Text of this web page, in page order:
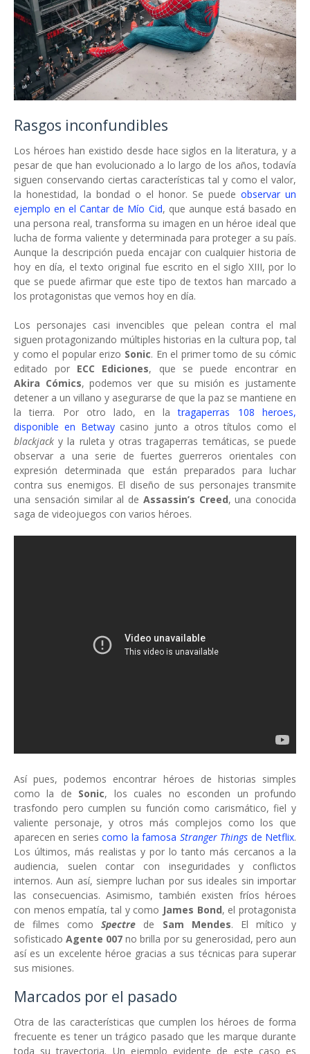
Rasgos inconfundibles
Los héroes han existido desde hace siglos en la literatura, y a
pesar de que han evolucionado a lo largo de los años, todavía
siguen conservando ciertas características tal y como el valor,
la honestidad, la bondad o el honor. Se puede observar un
ejemplo en el Cantar de Mío Cid, que aunque está basado en
una persona real, transforma su imagen en un héroe ideal que
lucha de forma valiente y determinada para proteger a su país.
Aunque la descripción pueda encajar con cualquier historia de
hoy en día, el texto original fue escrito en el siglo XIII, por lo
que se puede afirmar que este tipo de textos han marcado a
los protagonistas que vemos hoy en día.
Los personajes casi invencibles que pelean contra el mal
siguen protagonizando múltiples historias en la cultura pop, tal
y como el popular erizo Sonic. En el primer tomo de su cómic
editado por ECC Ediciones, que se puede encontrar en
Akira Cómics, podemos ver que su misión es justamente
detener a un villano y asegurarse de que la paz se mantiene en
la tierra. Por otro lado, en latragaperras 108 heroes,
disponible en Betwaycasino junto a otros títulos como el
blackjacky la ruleta y otras tragaperras temáticas, se puede
observar a una serie de fuertes guerreros orientales con
expresión determinada que están preparados para luchar
contra sus enemigos. El diseño de sus personajes transmite
una sensación similar al de Assassin’s Creed, una conocida
saga de videojuegos con varios héroes.
Así pues, podemos encontrar héroes de historias simples
como la de Sonic, los cuales no esconden un profundo
trasfondo pero cumplen su función como carismático, fiel y
valiente personaje, y otros más complejos como los que
aparecen en seriescomo la famosa Stranger Things de Netflix.
Los últimos, más realistas y por lo tanto más cercanos a la
audiencia, suelen contar con inseguridades y conflictos
internos. Aun así, siempre luchan por sus ideales sin importar
las consecuencias. Asimismo, también existen fríos héroes
con menos empatía, tal y como James Bond, el protagonista
de filmes comoSpectre de Sam Mendes. El mítico y
sofisticadoAgente 007 no brilla por su generosidad, pero aun
así es un excelente héroe gracias a sus técnicas para superar
sus misiones.
Marcados por el pasado
Otra de las características que cumplen los héroes de forma
frecuente es tener un trágico pasado que les marque durante
toda su trayectoria. Un ejemplo evidente de este caso es